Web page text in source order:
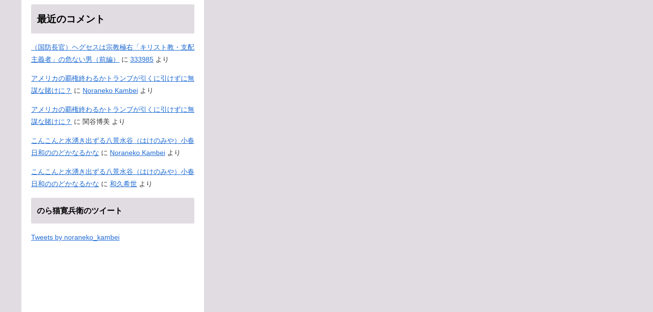
最近のコメント
（国防長官）ヘグセスは宗教極右「キリスト教・支配
主義者」の危ない男（前編）
に 333985 より
アメリカの覇権終わるかトランプが引くに引けずに無
謀な賭けに？ に Noraneko Kambei より
アメリカの覇権終わるかトランプが引くに引けずに無
謀な賭けに？ に 関谷博美 より
こんこんと水湧き出ずる八景水谷（はけのみや）小春
日和ののどかなるかな に Noraneko Kambei より
こんこんと水湧き出ずる八景水谷（はけのみや）小春
日和ののどかなるかな に 和久希世 より
のら猫寛兵衛のツイート
Tweets by noraneko_kambei